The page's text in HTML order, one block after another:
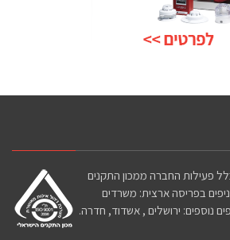
פעילות החברה ממכון התקנים
בפריסה ארצית: משרדים
נוספים: ירושלים , אשדוד, חדרה.